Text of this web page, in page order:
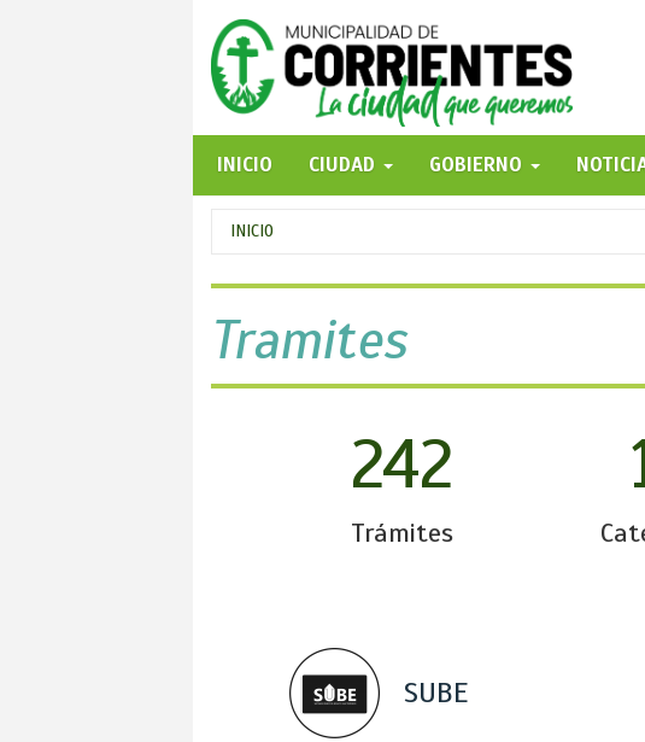
INICIO
CIUDAD GOBIERNO
Se
encuentra
usted
aquí
INICIO
Tramites
242
Trámites
SUBE